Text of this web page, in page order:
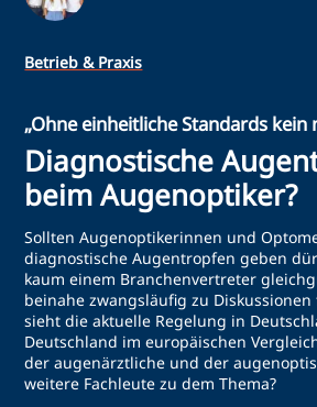
Betrieb & Praxis
„Ohne einheitliche Standards kein
Diagnostische
beim Augenoptiker?
Sollten Augenoptikerinnen und
diagnostische Augentropfen geben
kaum einem Branchenvertreter
beinahe zwangsläufig zu
sieht die aktuelle Regelung in
Deutschland im europäischen
der augenärztliche und der
weitere Fachleute zu dem Thema?